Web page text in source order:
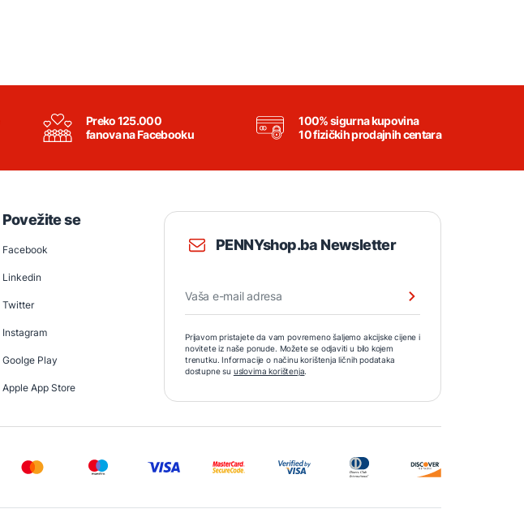
Preko 125.000
fanova na Facebooku
100% sigurna kupovina
10 fizičkih prodajnih centara
PENNYshop.ba Newsletter
Prijavom pristajete da vam povremeno šaljemo akcijske cijene i
novitete iz naše ponude. Možete se odjaviti u bilo kojem
trenutku. Informacije o načinu korištenja ličnih podataka
dostupne su uslovima korištenja.
Povežite se
Facebook
Linkedin
Twitter
Instagram
Goolge Play
Apple App Store